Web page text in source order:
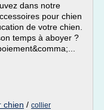
dans notre
pour chien
de votre chien.
temps à aboyer ?
chien / collier